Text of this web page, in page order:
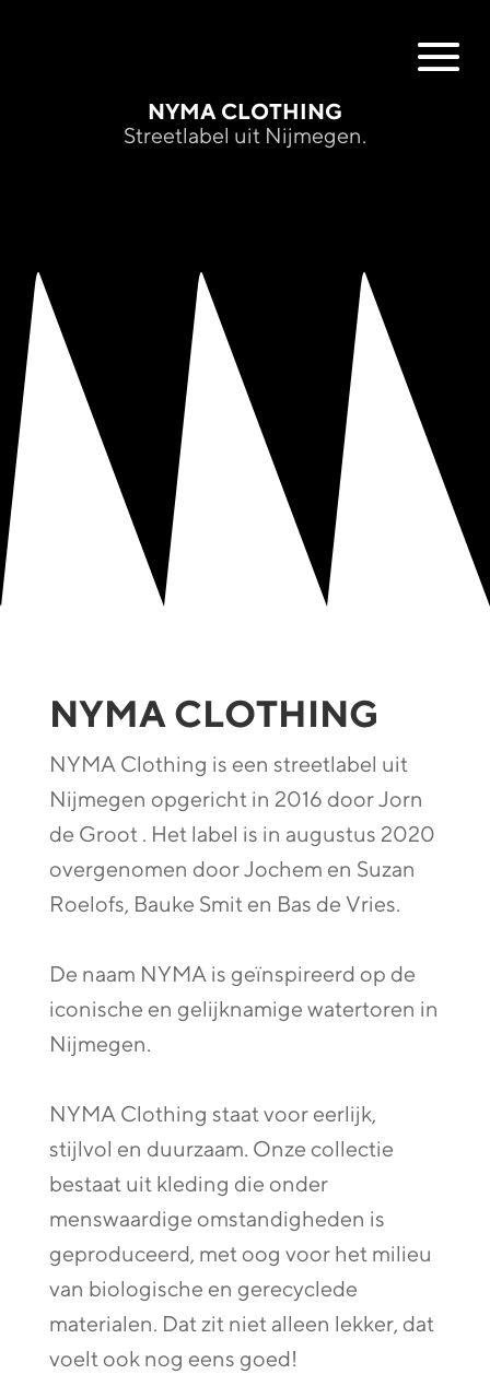
NYMA CLOTHING
Streetlabel uit Nijmegen.
NYMA CLOTHING
NYMA Clothing is een streetlabel uit
Nijmegen opgericht in 2016 door Jorn
de Groot . Het label is in augustus 2020
overgenomen door Jochem en Suzan
Roelofs, Bauke Smit en Bas de Vries.
De naam NYMA is geïnspireerd op de
iconische en gelijknamige watertoren in
Nijmegen.
NYMA Clothing staat voor eerlijk,
stijlvol en duurzaam. Onze collectie
bestaat uit kleding die onder
menswaardige omstandigheden is
geproduceerd, met oog voor het milieu
van biologische en gerecyclede
materialen. Dat zit niet alleen lekker, dat
voelt ook nog eens goed!